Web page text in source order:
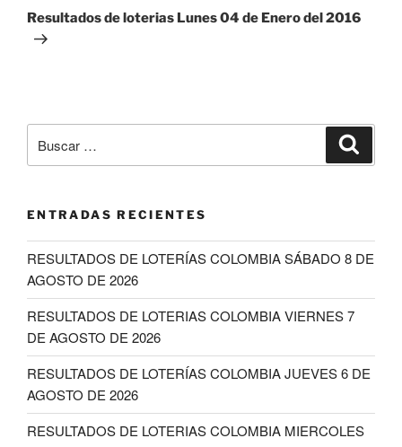
entrada
Resultados de loterias Lunes 04 de Enero del 2016
por:
ENTRADAS RECIENTES
RESULTADOS DE LOTERÍAS COLOMBIA SÁBADO 8 DE
AGOSTO DE 2026
RESULTADOS DE LOTERIAS COLOMBIA VIERNES 7
DE AGOSTO DE 2026
RESULTADOS DE LOTERÍAS COLOMBIA JUEVES 6 DE
AGOSTO DE 2026
RESULTADOS DE LOTERIAS COLOMBIA MIERCOLES